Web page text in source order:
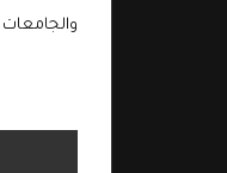
والجامعات